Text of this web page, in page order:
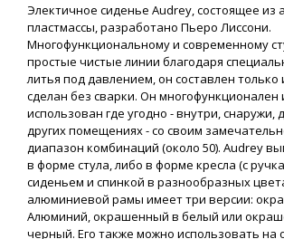
Электичное сиденье Audrey, состоящее из
пластмассы, разработано Пьеро Лиссони.
Многофункциональному и современному
простые чистые линии благодаря
литья под давлением, он составлен только
сделан без сварки. Он
использован где угодно - внутри, снаружи,
других помещениях - со своим
диапазон комбинаций (около 50). Audrey
в форме стула, либо в форме кресла (с
сиденьем и спинкой в разнообразных
алюминиевой рамы имеет три версии:
Алюминий, окрашенный в белый или
черный. Его также можно использовать на